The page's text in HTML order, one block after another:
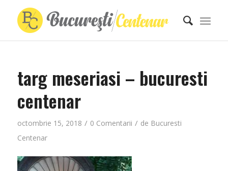
targ meseriasi – bucuresti
centenar
octombrie 15, 2018 / 0 Comentarii / de Bucuresti
Centenar